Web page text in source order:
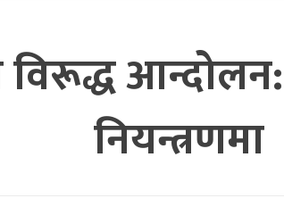
आन्दोलन:
नियन्त्रणमा